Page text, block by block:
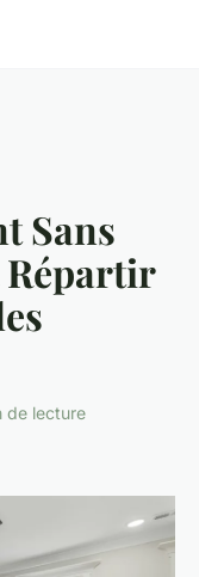
Sans
Répartir
de lecture